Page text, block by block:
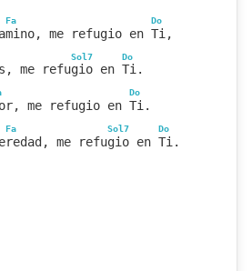
Fa Do
me refugio en Ti,
Sol7 Do
me refugio en Ti.
Do
me refugio en Ti.
Fa Sol7 Do
me refugio en Ti.